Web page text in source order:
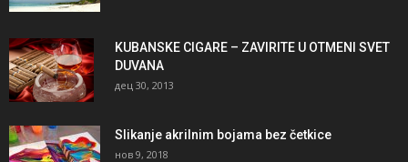
KUBANSKE CIGARE – ZAVIRITE U OTMENI SVET
DUVANA
дец 30, 2013
Slikanje akrilnim bojama bez četkice
нов 9, 2018